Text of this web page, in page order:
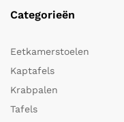
Categorieën
Eetkamerstoelen
Kaptafels
Krabpalen
Tafels